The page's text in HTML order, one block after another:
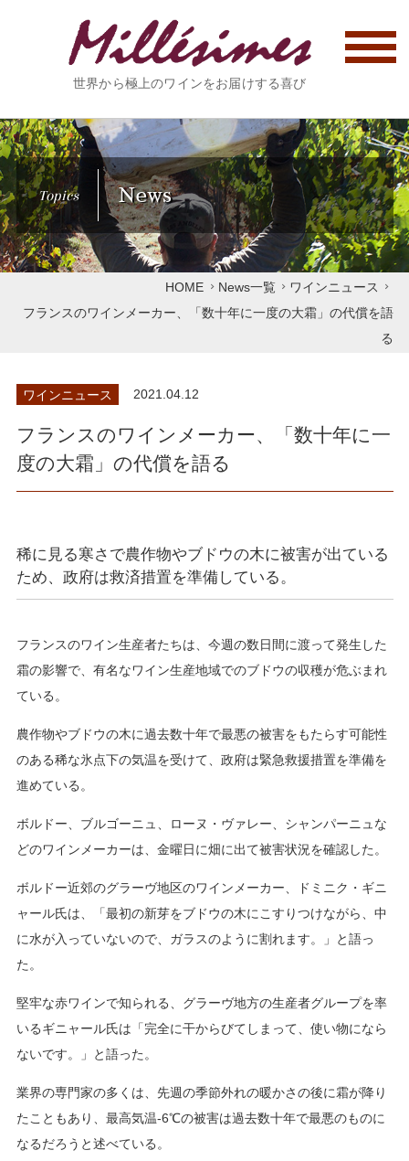
世界から極上のワインをお届けする喜び
Topics News
HOME News一覧
ワインニュース
フランスのワインメーカー、「数十年に一度の大霜」の代償を語
る
ワインニュース 2021.04.12
フランスのワインメーカー、「数十年に一
度の大霜」の代償を語る
稀に見る寒さで農作物やブドウの木に被害が出ている
ため、政府は救済措置を準備している。
フランスのワイン生産者たちは、今週の数日間に渡って発生した
霜の影響で、有名なワイン生産地域でのブドウの収穫が危ぶまれ
ている。
農作物やブドウの木に過去数十年で最悪の被害をもたらす可能性
のある稀な氷点下の気温を受けて、政府は緊急救援措置を準備を
進めている。
ボルドー、ブルゴーニュ、ローヌ・ヴァレー、シャンパーニュな
どのワインメーカーは、金曜日に畑に出て被害状況を確認した。
ボルドー近郊のグラーヴ地区のワインメーカー、ドミニク・ギニ
ャール氏は、「最初の新芽をブドウの木にこすりつけながら、中
に水が入っていないので、ガラスのように割れます。」と語っ
た。
堅牢な赤ワインで知られる、グラーヴ地方の生産者グループを率
いるギニャール氏は「完全に干からびてしまって、使い物になら
ないです。」と語った。
業界の専門家の多くは、先週の季節外れの暖かさの後に霜が降り
たこともあり、最高気温-6℃の被害は過去数十年で最悪のものに
なるだろうと述べている。